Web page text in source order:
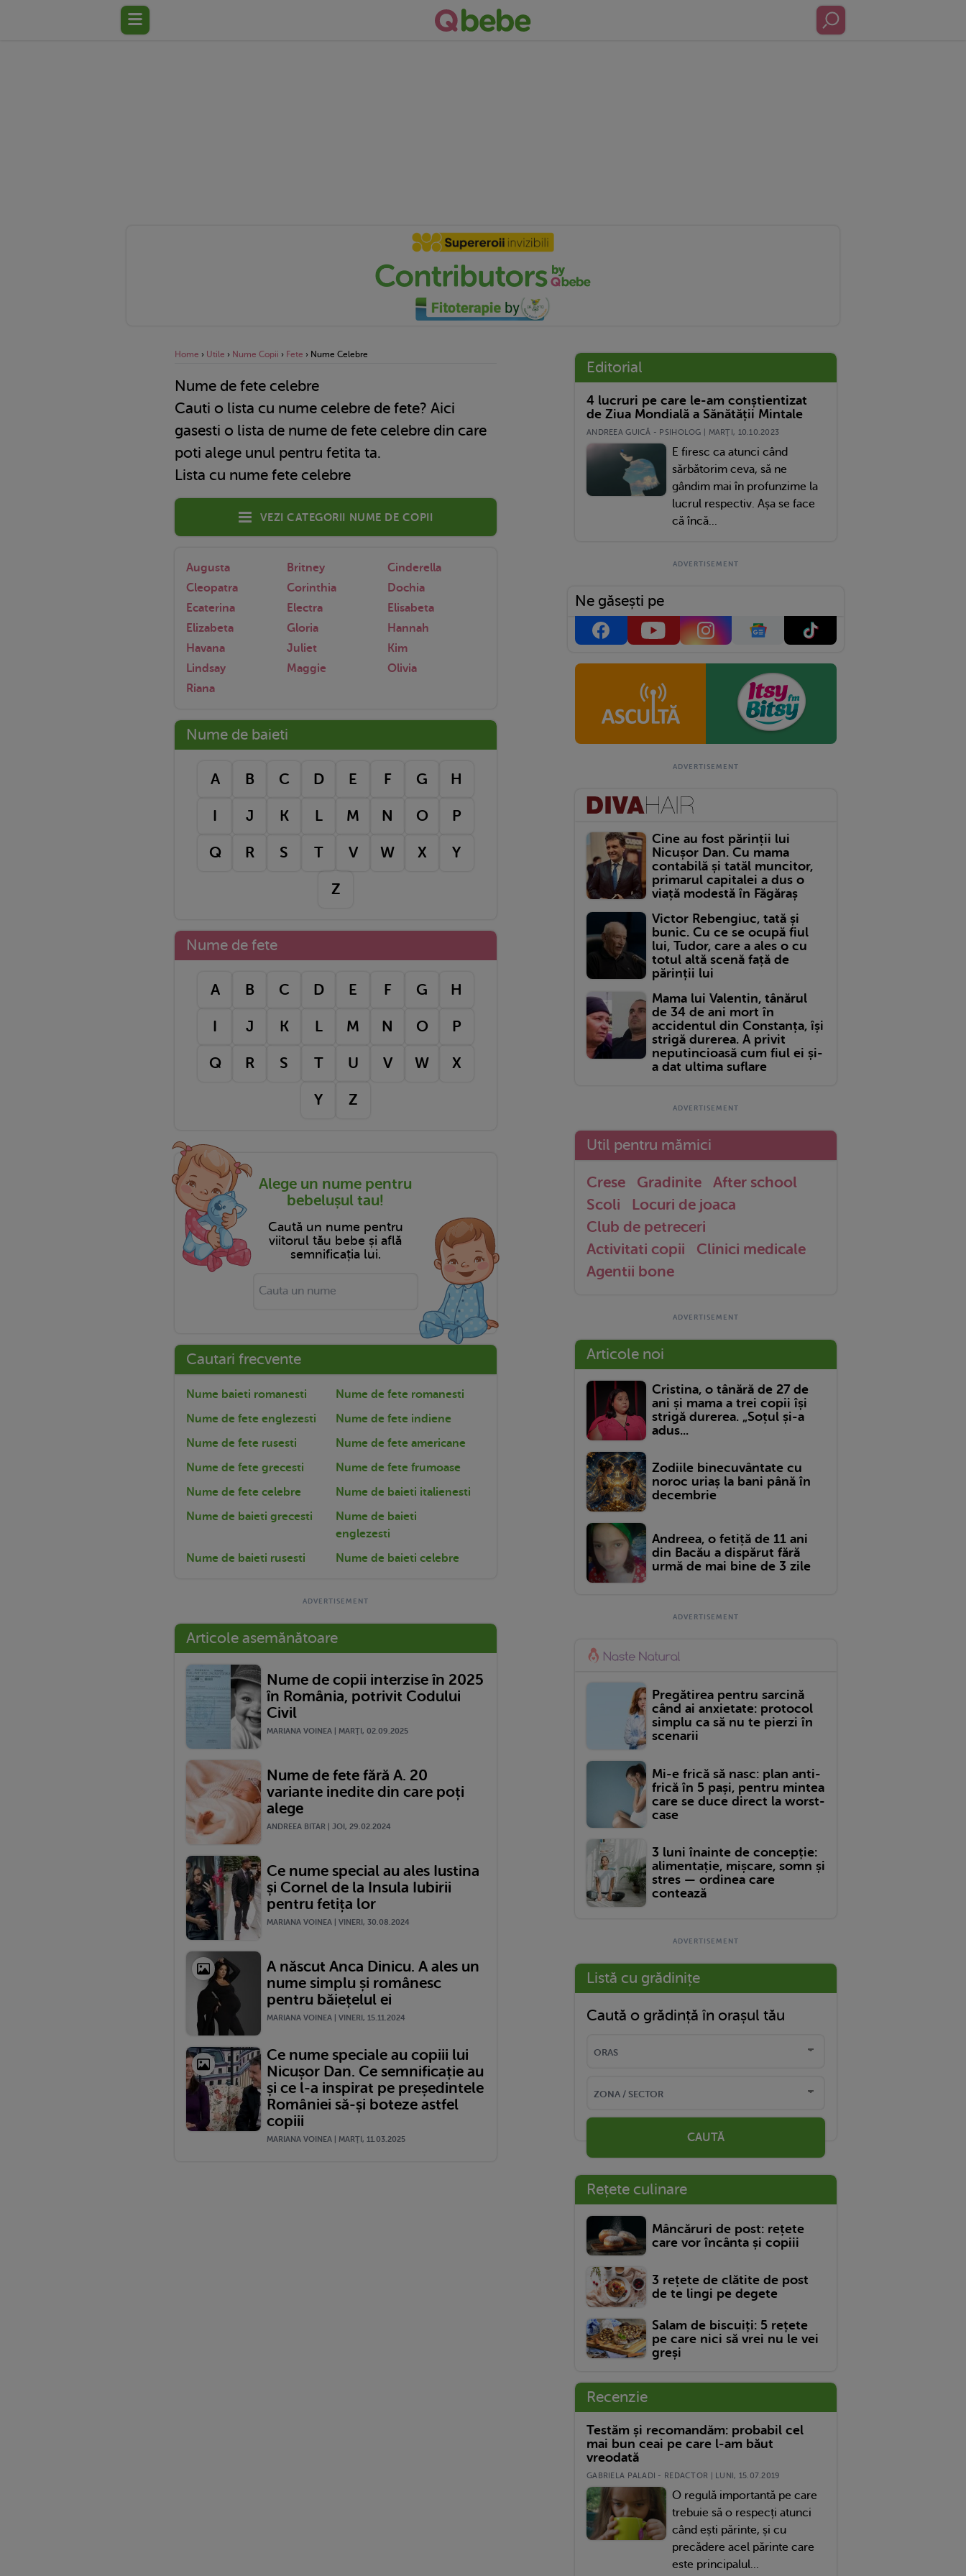
Home › Utile › Nume Copii › Fete › Nume Celebre
Nume de fete celebre
Cauti o lista cu nume celebre de fete? Aici
gasesti o lista de nume de fete celebre din care
poti alege unul pentru fetita ta.
Lista cu nume fete celebre
Vezi categorii nume de copii
Augusta Britney
Cinderella
Cleopatra
Corinthia
Dochia
Ecaterina
Electra
Elisabeta
Elizabeta
Gloria
Hannah
Havana
Juliet
Kim
Lindsay
Maggie
Olivia
Riana
Nume de baieti
A B C D E F G H
I J K L M N O P
Q R S T V W X Y
Z
Nume de fete
A B C D E F G H
I J K L M N O P
Q R S T U V W X
Y Z
Alege un nume pentru
bebelușul tau!
Caută un nume pentru
viitorul tău bebe și află
semnificația lui.
Cautari frecvente
Nume baieti romanesti
Nume de fete romanesti
Nume de fete englezesti
Nume de fete indiene
Nume de fete rusesti
Nume de fete americane
Nume de fete grecesti
Nume de fete frumoase
Nume de fete celebre
Nume de baieti italienesti
Nume de baieti grecesti
Nume de baieti
englezesti
Nume de baieti rusesti
Nume de baieti celebre
Articole asemănătoare
Nume de copii interzise în 2025
în România, potrivit Codului
Civil
MARIANA VOINEA | MARŢI, 02.09.2025
Nume de fete fără A. 20
variante inedite din care poți
alege
ANDREEA BITAR | JOI, 29.02.2024
Ce nume special au ales Iustina
și Cornel de la Insula Iubirii
pentru fetița lor
MARIANA VOINEA | VINERI, 30.08.2024
A născut Anca Dinicu. A ales un
nume simplu și românesc
pentru băiețelul ei
MARIANA VOINEA | VINERI, 15.11.2024
Ce nume speciale au copiii lui
Nicușor Dan. Ce semnificație au
și ce l-a inspirat pe președintele
României să-și boteze astfel
copiii
MARIANA VOINEA | MARŢI, 11.03.2025
Editorial
4 lucruri pe care le-am conștientizat
de Ziua Mondială a Sănătății Mintale
ANDREEA GUICĂ - PSIHOLOG | MARŢI, 10.10.2023
E firesc ca atunci când
sărbătorim ceva, să ne
gândim mai în profunzime la
lucrul respectiv. Așa se face
că încă...
Ne găsești pe
Cine au fost părinții lui
Nicușor Dan. Cu mama
contabilă și tatăl muncitor,
primarul capitalei a dus o
viață modestă în Făgăraș
Victor Rebengiuc, tată și
bunic. Cu ce se ocupă fiul
lui, Tudor, care a ales o cu
totul altă scenă față de
părinții lui
Mama lui Valentin, tânărul
de 34 de ani mort în
accidentul din Constanța, își
strigă durerea. A privit
neputincioasă cum fiul ei și-
a dat ultima suflare
Util pentru mămici
Crese Gradinite
After school
Scoli
Locuri de joaca
Club de petreceri
Activitati copii
Clinici medicale
Agentii bone
Articole noi
Cristina, o tânără de 27 de
ani și mama a trei copii își
strigă durerea. „Soțul și-a
adus...
Zodiile binecuvântate cu
noroc uriaș la bani până în
decembrie
Andreea, o fetiță de 11 ani
din Bacău a dispărut fără
urmă de mai bine de 3 zile
Pregătirea pentru sarcină
când ai anxietate: protocol
simplu ca să nu te pierzi în
scenarii
Mi-e frică să nasc: plan anti-
frică în 5 pași, pentru mintea
care se duce direct la worst-
case
3 luni înainte de concepție:
alimentație, mișcare, somn și
stres — ordinea care
contează
Listă cu grădinițe
Caută o grădință în orașul tău
CAUTĂ
Rețete culinare
Mâncăruri de post: rețete
care vor încânta și copiii
3 rețete de clătite de post
de te lingi pe degete
Salam de biscuiți: 5 rețete
pe care nici să vrei nu le vei
greși
Recenzie
Testăm și recomandăm: probabil cel
mai bun ceai pe care l-am băut
vreodată
GABRIELA PALADI - REDACTOR | LUNI, 15.07.2019
O regulă importantă pe care
trebuie să o respecți atunci
când ești părinte, și cu
precădere acel părinte care
este principalul...